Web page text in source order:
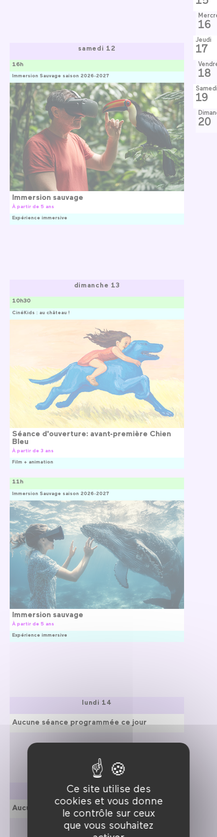
Ce site utilise des
cookies et vous donne
le contrôle sur ceux
que vous souhaitez
samedi 12
Immersion Sauvage saison 2026-2027
16h
Immersion sauvage
À partir de 5 ans
Expérience immersive
dimanche 13
CinéKids : au château !
10h30
Séance d'ouverture: avant-première Chien
Bleu
À partir de 3 ans
Film + animation
Immersion Sauvage saison 2026-2027
11h
Immersion sauvage
À partir de 5 ans
Expérience immersive
lundi 14
Aucune séance programmée ce jour
mardi 15
Aucune séance programmée ce jour
16
Jeudi
17
18
Samedi
19
20